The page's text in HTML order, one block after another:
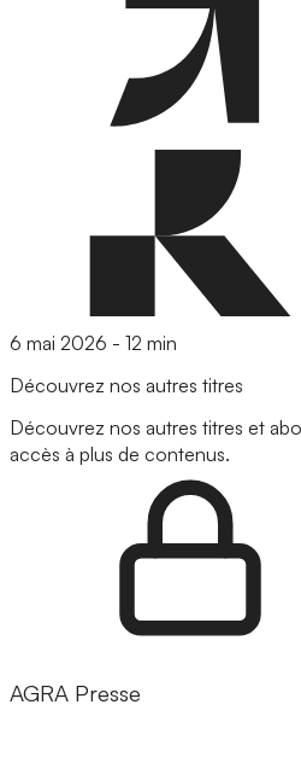
6 mai 2026 - 12 min
Découvrez nos autres titres
Découvrez nos autres titres et
accès à plus de contenus.
AGRA Presse